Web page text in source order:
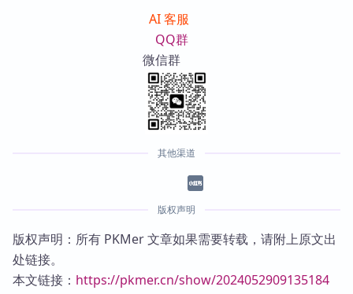
AI 客服
QQ群
微信群
其他渠道
版权声明
版权声明：所有 PKMer 文章如果需要转载，请附上原文出
处链接。
本文链接： https://pkmer.cn/show/2024052909135184